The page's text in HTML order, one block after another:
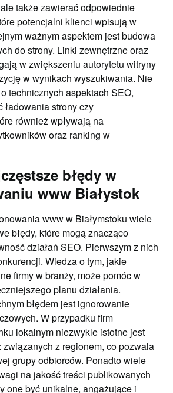
także zawierać odpowiednie
potencjalni klienci wpisują w
ważnym aspektem jest budowa
do strony. Linki zewnętrzne oraz
w zwiększeniu autorytetu witryny
w wynikach wyszukiwania. Nie
technicznych aspektach SEO,
ładowania strony czy
również wpływają na
oraz ranking w
błędy w
www Białystok
www w Białymstoku wiele
błędy, które mogą znacząco
działań SEO. Pierwszym z nich
Wiedza o tym, jakie
firmy w branży, może pomóc w
planu działania.
błędem jest ignorowanie
W przypadku firm
lokalnym niezwykle istotne jest
z regionem, co pozwala
grupy odbiorców. Ponadto wiele
na jakość treści publikowanych
one być unikalne, angażujące i